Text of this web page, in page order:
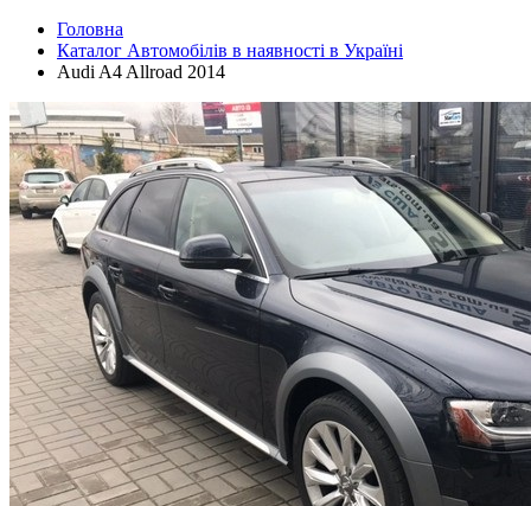
Головна
Каталог Автомобілів в наявності в Україні
Audi A4 Allroad 2014